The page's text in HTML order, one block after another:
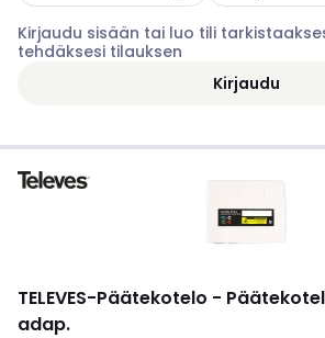
Kirjaudu sisään tai luo tili
tehdäksesi tilauksen
Kirjaudu
TELEVES-Päätekotelo -
adap.